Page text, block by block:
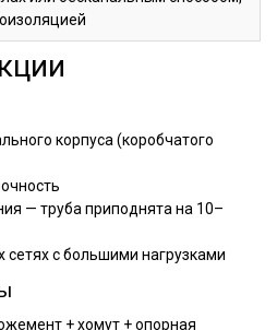
корпуса (коробчатого
— труба приподнята на 10–
с большими нагрузками
+ хомут + опорная